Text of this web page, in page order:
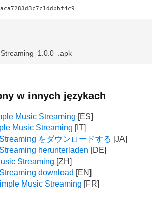
w innych językach
Music Streaming
Music Streaming
をダウンロードする
herunterladen
Streaming
download
Music Streaming